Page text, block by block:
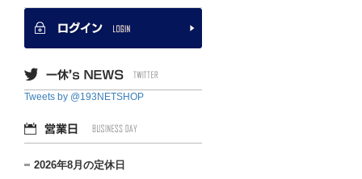
Tweets by @193NETSHOP
2026年8月の定休日